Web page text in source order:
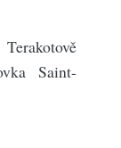
Saint-